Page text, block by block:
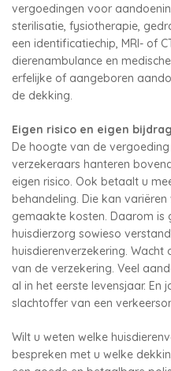
vergoedingen voor
sterilisatie, fysiotherapie,
een identificatiechip, MRI- of
dierenambulance en
erfelijke of aangeboren
de dekking.
Eigen risico en eigen
De hoogte van de
verzekeraars hanteren
eigen risico. Ook betaalt u
behandeling. Die kan
gemaakte kosten. Daarom is
huisdierzorg sowieso
huisdierenverzekering.
van de verzekering. Veel
al in het eerste levensjaar. En
slachtoffer van een
Wilt u weten welke
bespreken met u welke